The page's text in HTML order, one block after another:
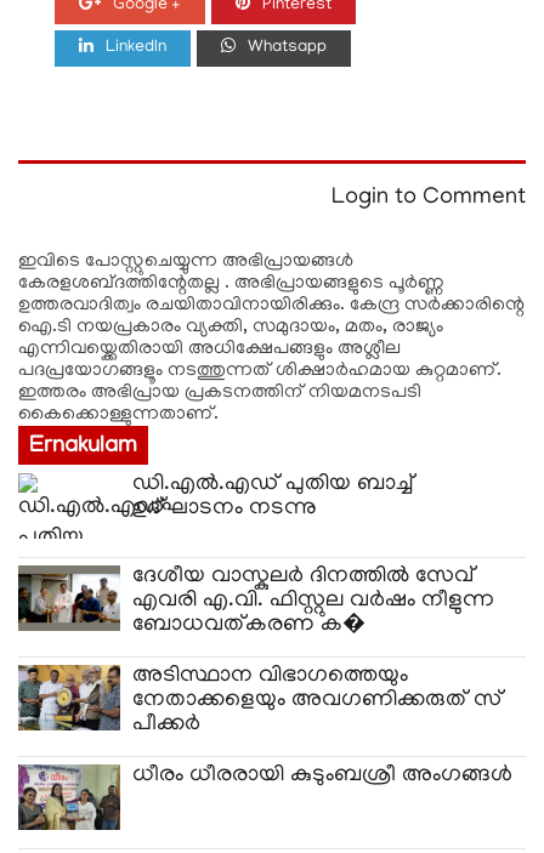
Google + Pinterest
LinkedIn Whatsapp
Login to Comment
ഇവിടെ പോസ്റ്റുചെയ്യുന്ന അഭിപ്രായങ്ങള്‍
കേരളശബ്‌ദത്തിന്റേതല്ല . അഭിപ്രായങ്ങളുടെ പൂര്‍ണ്ണ
ഉത്തരവാദിത്വം രചയിതാവിനായിരിക്കും. കേന്ദ്ര സർക്കാരിന്റെ
ഐ.ടി നയപ്രകാരം വ്യക്തി, സമുദായം, മതം, രാജ്യം
എന്നിവയ്ക്കെതിരായി അധിക്ഷേപങ്ങളും അശ്ലീല
പദപ്രയോഗങ്ങളൂം നടത്തുന്നത് ശിക്ഷാര്‍ഹമായ കുറ്റമാണ്.
ഇത്തരം അഭിപ്രായ പ്രകടനത്തിന് നിയമനടപടി
കൈക്കൊള്ളുന്നതാണ്.
Ernakulam
ഡി.എല്‍.എഡ് പുതിയ ബാച്ച്
ഉദ്ഘാടനം നടന്നു
ദേശീയ വാസ്കുലർ ദിനത്തിൽ സേവ്
എവരി എ.വി. ഫിസ്റ്റുല വർഷം നീളുന്ന
ബോധവത്കരണ ക�
അടിസ്ഥാന വിഭാഗത്തെയും
നേതാക്കളെയും അവഗണിക്കരുത്​ സ്​
പീക്കർ
ധീരം ധീരരായി കുടുംബശ്രീ അംഗങ്ങള്‍